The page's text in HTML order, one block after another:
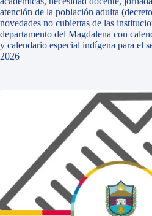
atención de la población adulta
novedades no cubiertas de las
departamento del Magdalena con
y calendario especial indígena para el
2026